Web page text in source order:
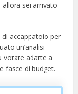
allora sei arrivato
accappatoio per
un’analisi
votate adatte a
fasce di budget.